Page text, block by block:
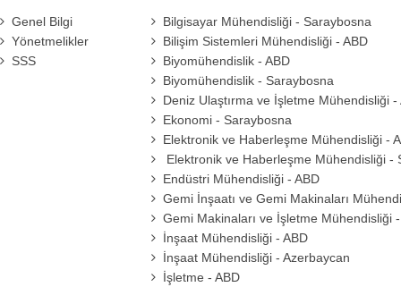
Genel Bilgi
Yönetmelikler
SSS
Bilgisayar Mühendisliği - Saraybosna
Bilişim Sistemleri Mühendisliği - ABD
Biyomühendislik - ABD
Biyomühendislik - Saraybosna
Deniz Ulaştırma ve İşletme Mühendisliği -
Ekonomi - Saraybosna
Elektronik ve Haberleşme Mühendisliği -
Elektronik ve Haberleşme Mühendisliği -
Endüstri Mühendisliği - ABD
Gemi İnşaatı ve Gemi Makinaları
Gemi Makinaları ve İşletme Mühendisliği
İnşaat Mühendisliği - ABD
İnşaat Mühendisliği - Azerbaycan
İşletme - ABD